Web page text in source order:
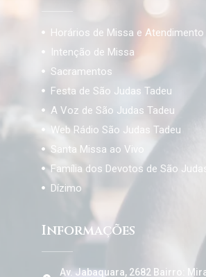
Horários de Missa e Atendimento
Intenção de Missa
Sacramentos
Festa de São Judas Tadeu
A Voz de São Judas Tadeu
Web Rádio São Judas Tadeu
Santa Missa ao Vivo
Família dos Devotos de São
Dízimo
Informações
Av. Jabaquara, 2682 Bairro: